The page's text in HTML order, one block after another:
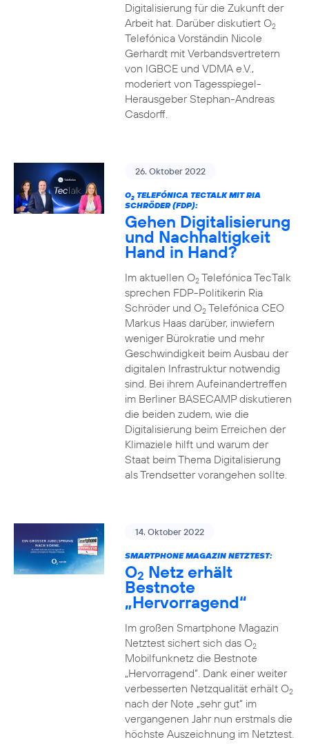
Digitalisierung für die Zukunft der
Arbeit hat. Darüber diskutiert O2
Telefónica Vorständin Nicole
Gerhardt mit Verbandsvertretern
von IGBCE und VDMA e.V.,
moderiert von Tagesspiegel-
Herausgeber Stephan-Andreas
Casdorff.
26. Oktober 2022
O2TELEFÓNICA TECTALK MIT RIA
SCHRÖDER (FDP):
Gehen Digitalisierung
und Nachhaltigkeit
Hand in Hand?
Im aktuellen O2Telefónica TecTalk
sprechen FDP-Politikerin Ria
Schröder und O2Telefónica CEO
Markus Haas darüber, inwiefern
weniger Bürokratie und mehr
Geschwindigkeit beim Ausbau der
digitalen Infrastruktur notwendig
sind. Bei ihrem Aufeinandertreffen
im Berliner BASECAMP diskutieren
die beiden zudem, wie die
Digitalisierung beim Erreichen der
Klimaziele hilft und warum der
Staat beim Thema Digitalisierung
als Trendsetter vorangehen sollte.
14. Oktober 2022
SMARTPHONE MAGAZIN NETZTEST:
O2 Netz erhält
Bestnote
„Hervorragend“
Im großen Smartphone Magazin
Netztest sichert sich das O2
Mobilfunknetz die Bestnote
„Hervorragend“. Dank einer weiter
verbesserten Netzqualität erhält O2
nach der Note „sehr gut“ im
vergangenen Jahr nun erstmals die
höchste Auszeichnung im Netztest.